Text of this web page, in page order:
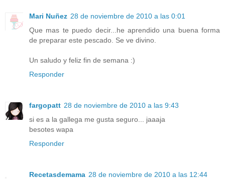
Mari Nuñez 28 de noviembre de 2010 a las 0:01
Que mas te puedo decir...he aprendido una buena forma
de preparar este pescado. Se ve divino.
Un saludo y feliz fin de semana :)
Responder
fargopatt 28 de noviembre de 2010 a las 9:43
si es a la gallega me gusta seguro... jaaaja
besotes wapa
Responder
Recetasdemama 28 de noviembre de 2010 a las 12:44